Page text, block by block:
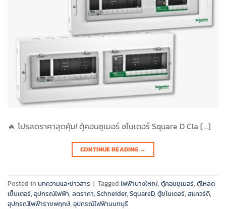
🔥 โปรลดราคาสุดคุ้ม! ตู้คอนซูเมอร์ ชไนเดอร์ Square D Cla […]
CONTINUE READING →
Posted in บทความและข่าวสาร | Taggedไฟฟ้าบางใหญ่, ตู้คอนซูเมอร์, ตู้โหลด
เซ็นเตอร์, อุปกรณ์ไฟฟ้า, ลดราคา, Schneider, SquareD, ตู้ชไนเดอร์, สแควร์ดี,
อุปกรณ์ไฟฟ้าราชพฤกษ์, อุปกรณ์ไฟฟ้านนทบุรี